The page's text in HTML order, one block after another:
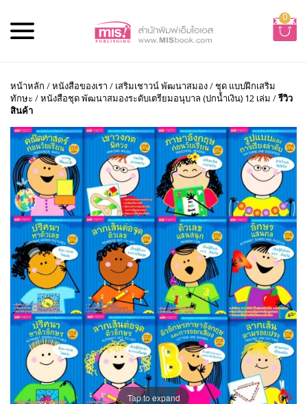
0
หน้าหลัก /หนังสือของเรา / เสริมเชาวน์ พัฒนาสมอง/ชุด แบบฝึกเสริม
ทักษะ /หนังสือชุด พัฒนาสมองระดับเตรียมอนุบาล (ปกน้ำเงิน) 12 เล่ม /รีวิว
สินค้า
Tap to expand